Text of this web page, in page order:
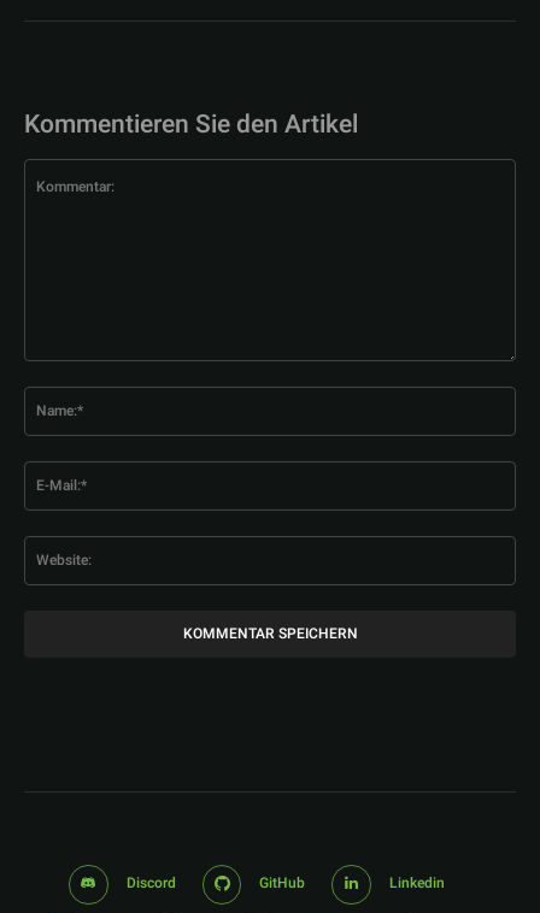
Kommentieren Sie den Artikel
Discord GitHub Linkedin